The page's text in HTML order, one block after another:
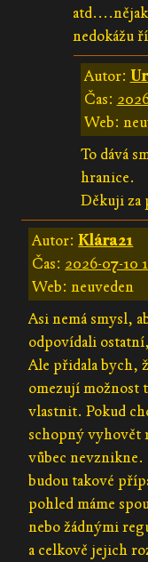
nedokážu
Autor:
Čas:
Web:
To dává
hranice.
Děkuji za
Autor:Klára21
Čas: 2026-07-10
Web: neuveden
Asi nemá smysl,
odpovídali
Ale přidala bych,
omezují možnost
vlastnit. Pokud
schopný vyhovět
vůbec
budou takové
pohled máme
nebo žádnými
a celkově jejich